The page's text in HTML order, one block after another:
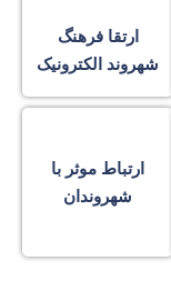
ارتقا فرهنگ
شهروند الکترونیک
ارتباط موثر با
شهروندان